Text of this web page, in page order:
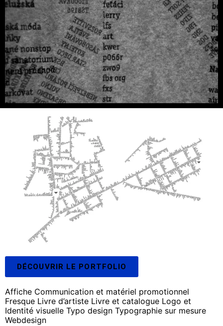
DÉCOUVRIR LE PORTFOLIO
Affiche Communication et matériel promotionnel
Fresque Livre d’artiste Livre et catalogue Logo et
Identité visuelle Typo design Typographie sur mesure
Webdesign